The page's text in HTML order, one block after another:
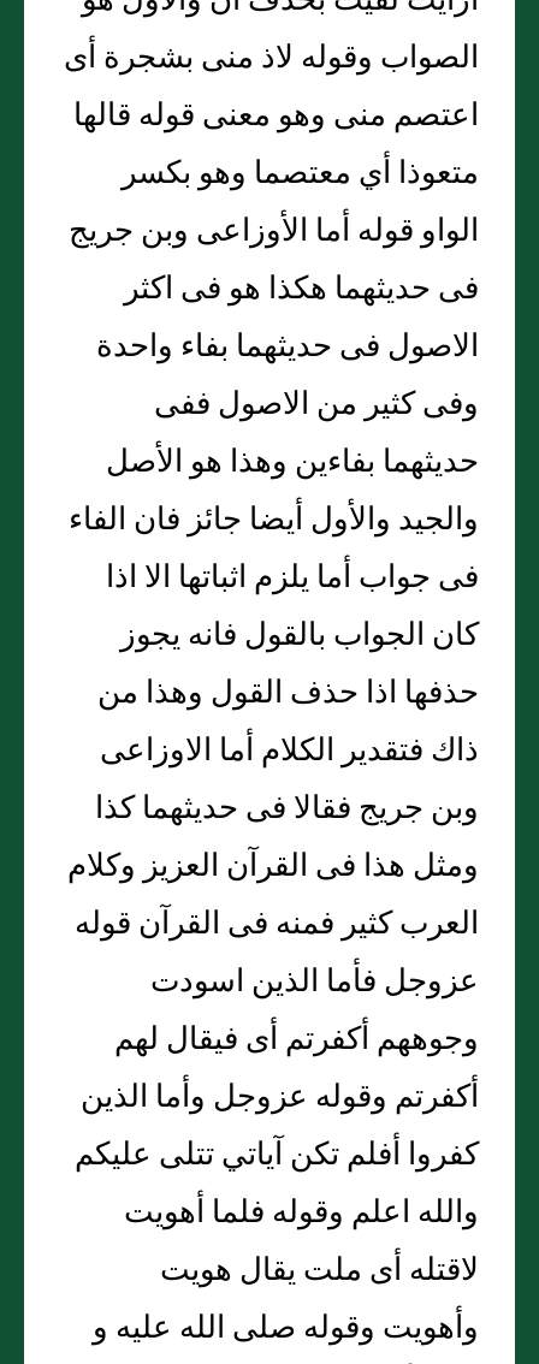
الصواب وقوله لاذ منى بشجرة أى
اعتصم منى وهو معنى قوله قالها
متعوذا أي معتصما وهو بكسر
الواو قوله أما الأوزاعى وبن جريج
فى حديثهما هكذا هو فى اكثر
الاصول فى حديثهما بفاء واحدة
وفى كثير من الاصول ففى
حديثهما بفاءين وهذا هو الأصل
والجيد والأول أيضا جائز فان الفاء
فى جواب أما يلزم اثباتها الا اذا
كان الجواب بالقول فانه يجوز
حذفها اذا حذف القول وهذا من
ذاك فتقدير الكلام أما الاوزاعى
وبن جريج فقالا فى حديثهما كذا
ومثل هذا فى القرآن العزيز وكلام
العرب كثير فمنه فى القرآن قوله
عزوجل فأما الذين اسودت
وجوههم أكفرتم أى فيقال لهم
أكفرتم وقوله عزوجل وأما الذين
كفروا أفلم تكن آياتي تتلى عليكم
والله اعلم وقوله فلما أهويت
لاقتله أى ملت يقال هويت
وأهويت وقوله صلى الله عليه و